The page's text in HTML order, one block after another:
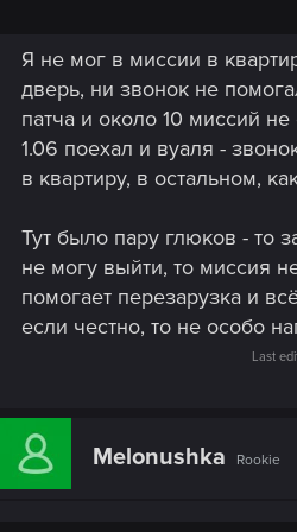
Я не мог в миссии в
дверь, ни звонок не
патча и около 10 миссий
1.06 поехал и вуаля -
в квартиру, в остальном,
Тут было пару глюков - то
не могу выйти, то миссия
помогает перезарузка и
если честно, то не особо
Last
Melonushka Rookie